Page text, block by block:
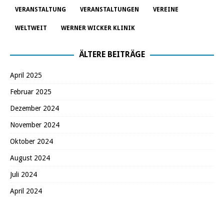
VERANSTALTUNG VERANSTALTUNGEN VEREINE
WELTWEIT WERNER WICKER KLINIK
ÄLTERE BEITRÄGE
April 2025
Februar 2025
Dezember 2024
November 2024
Oktober 2024
August 2024
Juli 2024
April 2024